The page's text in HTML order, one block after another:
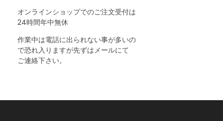
オンラインショップでのご注文受付は
24時間年中無休
作業中は電話に出られない事が多いの
で恐れ入りますが先ずはメールにて
ご連絡下さい。